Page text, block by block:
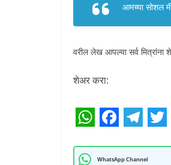
आमच्या सोशल
वरील लेख आपल्या सर्व
शेअर करा:
h a e w
WhatsApp Channel